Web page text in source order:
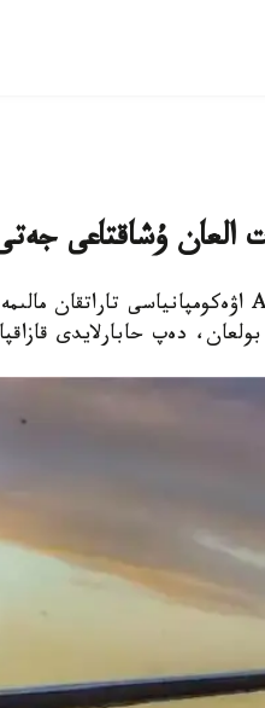
العان ۇشاقتاعى
دەپ حابارلايدى